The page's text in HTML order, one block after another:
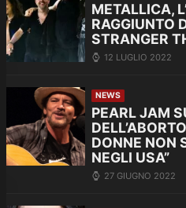
METALLICA,
RAGGIUNTO
STRANGER
12 LUGLIO 2022
NEWS
PEARL JAM
DONNE NON
NEGLI USA”
27 GIUGNO 2022